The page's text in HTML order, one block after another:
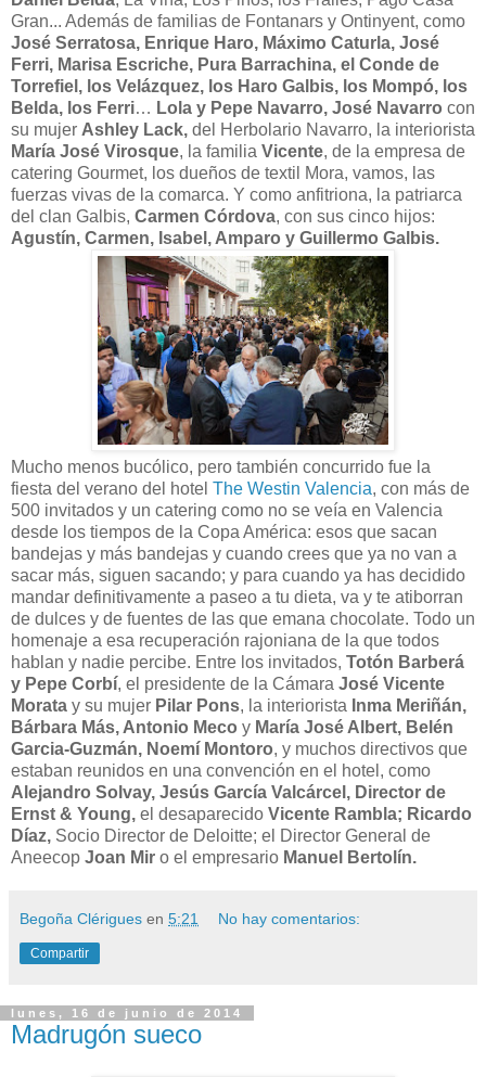
Gran... Además de familias de Fontanars y Ontinyent, como
José Serratosa, Enrique Haro, Máximo Caturla, José
Ferri, Marisa Escriche, Pura Barrachina, el Conde de
Torrefiel, los Velázquez, los Haro Galbis, los Mompó, los
Belda, los Ferri… Lola y Pepe Navarro, José Navarro con
su mujer Ashley Lack, del Herbolario Navarro, la interiorista
María José Virosque, la familia Vicente, de la empresa de
catering Gourmet, los dueños de textil Mora, vamos, las
fuerzas vivas de la comarca. Y como anfitriona, la patriarca
del clan Galbis, Carmen Córdova, con sus cinco hijos:
Agustín, Carmen, Isabel, Amparo y Guillermo Galbis.
Mucho menos bucólico, pero también concurrido fue la
fiesta del verano del hotel The Westin Valencia, con más de
500 invitados y un catering como no se veía en Valencia
desde los tiempos de la Copa América: esos que sacan
bandejas y más bandejas y cuando crees que ya no van a
sacar más, siguen sacando; y para cuando ya has decidido
mandar definitivamente a paseo a tu dieta, va y te atiborran
de dulces y de fuentes de las que emana chocolate. Todo un
homenaje a esa recuperación rajoniana de la que todos
hablan y nadie percibe. Entre los invitados, Totón Barberá
y Pepe Corbí, el presidente de la Cámara José Vicente
Morata y su mujer Pilar Pons, la interiorista Inma Meriñán,
Bárbara Más, Antonio Meco y María José Albert, Belén
Garcia-Guzmán, Noemí Montoro, y muchos directivos que
estaban reunidos en una convención en el hotel, como
Alejandro Solvay, Jesús García Valcárcel, Director de
Ernst & Young, el desaparecido Vicente Rambla; Ricardo
Díaz, Socio Director de Deloitte; el Director General de
Aneecop Joan Mir o el empresario Manuel Bertolín.
Begoña Clérigues en 5:21 No hay comentarios:
Compartir
lunes, 16 de junio de 2014
Madrugón sueco